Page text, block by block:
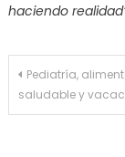
haciendo
de
Pediatría,
saludable y